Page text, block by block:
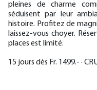
pleines de charme
séduisent par leur
histoire. Profitez de
laissez-vous choyer.
places est limité.
15 jours dès Fr. 1499.- ·